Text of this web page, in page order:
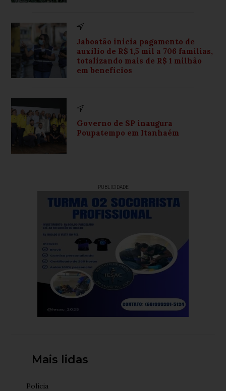
Jaboatão inicia pagamento de
auxílio de R$ 1,5 mil a 706 famílias,
totalizando mais de R$ 1 milhão
em benefícios
Governo de SP inaugura
Poupatempo em Itanhaém
PUBLICIDADE
Mais lidas
Polícia